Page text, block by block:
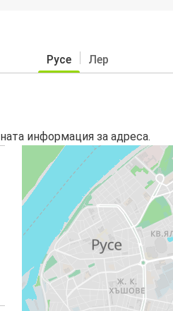
Русе Лер
информация за адреса.